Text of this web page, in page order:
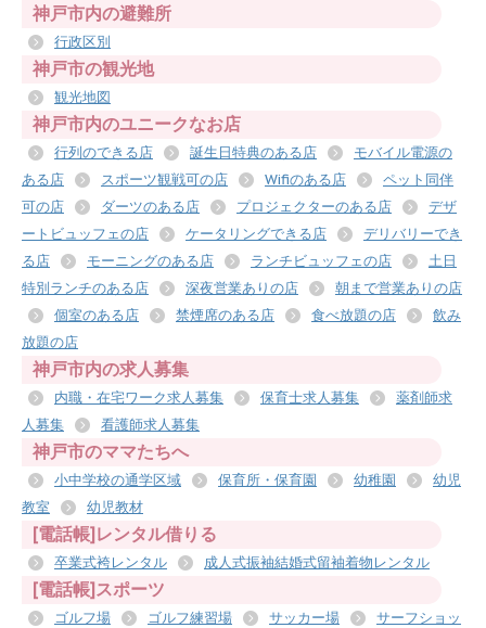
神戸市内の避難所
行政区別
神戸市の観光地
観光地図
神戸市内のユニークなお店
行列のできる店 誕生日特典のある店
モバイル電源の
ある店
スポーツ観戦可の店 Wifiのある店
ペット同伴
可の店
ダーツのある店 プロジェクターのある店
デザ
ートビュッフェの店
ケータリングできる店
デリバリーでき
る店
モーニングのある店 ランチビュッフェの店
土日
特別ランチのある店
深夜営業ありの店
朝まで営業ありの店
個室のある店
禁煙席のある店 食べ放題の店
飲み
放題の店
神戸市内の求人募集
内職・在宅ワーク求人募集 保育士求人募集
薬剤師求
人募集
看護師求人募集
神戸市のママたちへ
小中学校の通学区域 保育所・保育園 幼稚園
幼児
教室
幼児教材
[電話帳]レンタル借りる
卒業式袴レンタル 成人式振袖結婚式留袖着物レンタル
[電話帳]スポーツ
ゴルフ場 ゴルフ練習場 サッカー場
サーフショッ